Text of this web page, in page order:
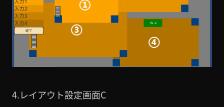
4.レイアウト設定画面C